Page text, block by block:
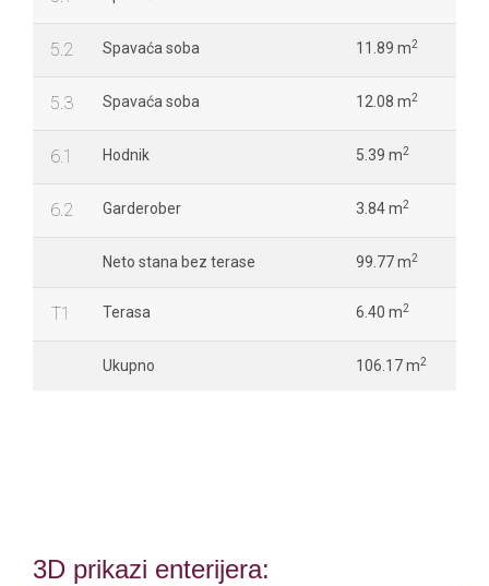
5.2 Spavaća soba 11.89 m2
5.3 Spavaća soba 12.08 m2
6.1 Hodnik 5.39 m2
6.2 Garderober 3.84 m2
Neto stana bez terase 99.77 m2
T1 Terasa 6.40 m2
Ukupno 106.17 m2
3D prikazi enterijera: